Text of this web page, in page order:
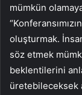
mümkün
oluşturmak.
söz etmek
beklentilerini
üretebileceksek